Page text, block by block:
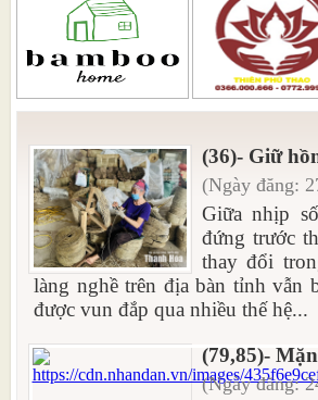
(36)- Giữ
(Ngày đăng:
Giữa nhịp
đứng trước
thay đổi
làng nghề trên địa bàn tỉnh
được vun đắp qua nhiều thế hệ...
(79,85)-
(Ngày đăng: